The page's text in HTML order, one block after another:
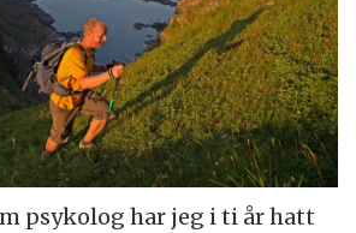
psykolog har jeg i ti år hatt